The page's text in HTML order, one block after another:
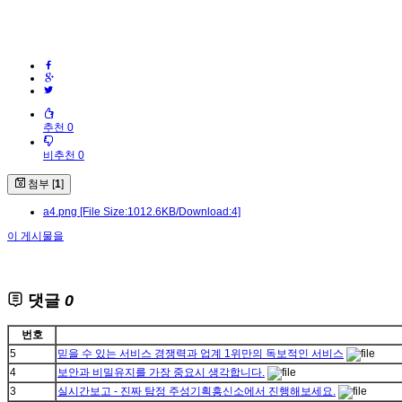
추천 0
비추천 0
첨부 [1]
a4.png [File Size:1012.6KB/Download:4]
이 게시물을
댓글 0
번호
5
믿을 수 있는 서비스 경쟁력과 업계 1위만의 독보적인 서비스
4
보안과 비밀유지를 가장 중요시 생각합니다.
3
실시간보고 - 진짜 탐정 주성기획흥신소에서 진행해보세요.